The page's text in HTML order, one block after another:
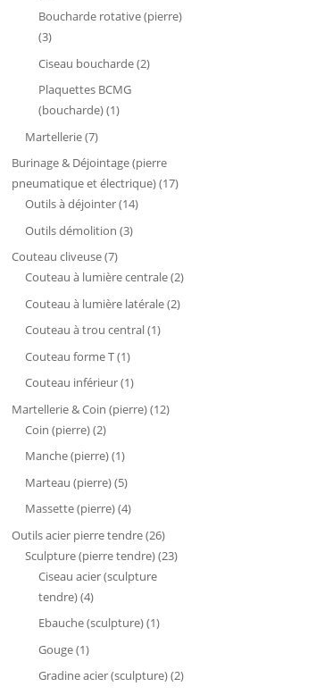
produits
Boucharde rotative (pierre)
33
produits
Ciseau boucharde 22
Plaquettes BCMG
(boucharde) 11
Martellerie 77
produits
Burinage & Déjointage (pierre
pneumatique et électrique) 1717
Outils à déjointer 1414
Outils démolition 33
Couteau cliveuse 77
produits
Couteau à lumière centrale 22
Couteau à lumière latérale 22
Couteau à trou central 11
Couteau forme T 11
produit
Couteau inférieur 11
produit
Martellerie & Coin (pierre) 1212
Coin (pierre) 22
produits
Manche (pierre) 11
produit
Marteau (pierre) 55
produits
Massette (pierre) 44
produits
Outils acier pierre tendre 2626
produits
Sculpture (pierre tendre) 2323
Ciseau acier (sculpture
tendre) 44
produits
Ebauche (sculpture) 11
Gouge 11
produit
Gradine acier (sculpture) 22